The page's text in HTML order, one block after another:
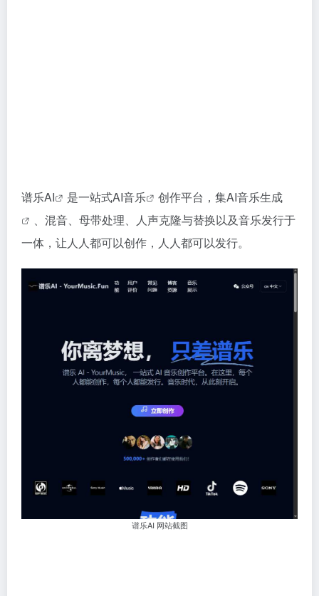
谱乐AI 是一站式AI音乐 创作平台，集AI音乐生成
、混音、母带处理、人声克隆与替换以及音乐发行于
一体，让人人都可以创作，人人都可以发行。
谱乐AI 网站截图